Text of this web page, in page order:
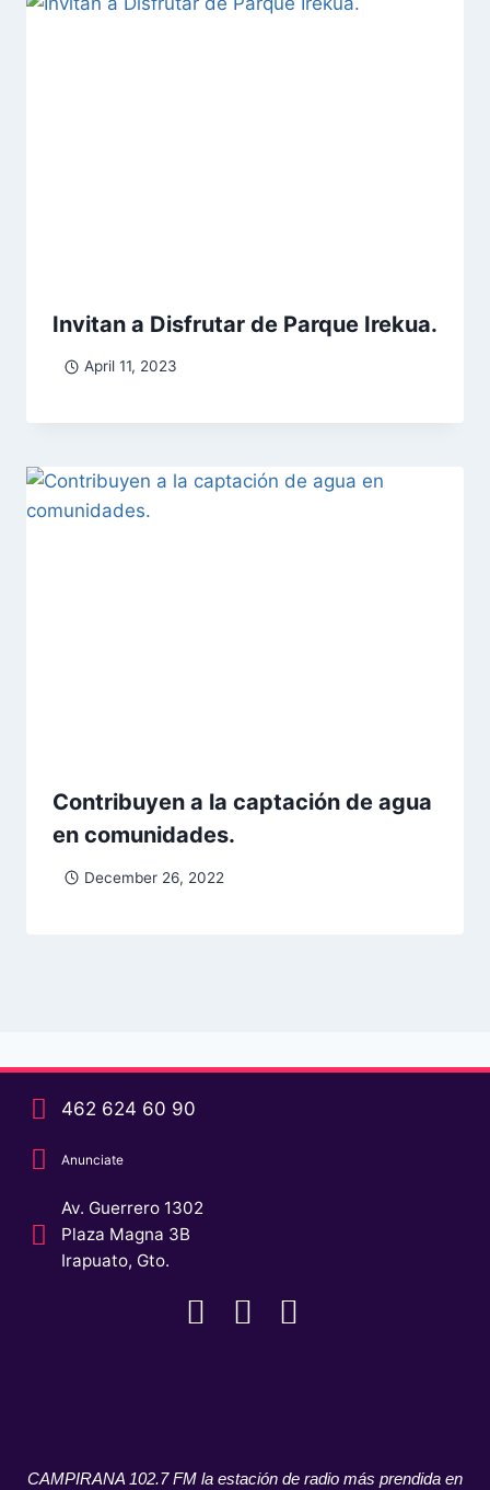
Invitan a Disfrutar de Parque Irekua.
April 11, 2023
Contribuyen a la captación de agua
en comunidades.
December 26, 2022
462 624 60 90
Anunciate
Av. Guerrero 1302
Plaza Magna 3B
Irapuato, Gto.
CAMPIRANA 102.7 FM la estación de radio más prendida en